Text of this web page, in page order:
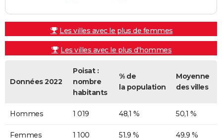
Les villes avec le plus de femmes
Les villes avec le plus d'hommes
Données 2022
Poisat :
nombre
habitants
% de
la population
Moyenne
des villes
Hommes 1 019 48,1 % 50,1 %
Femmes 1 100 51,9 % 49,9 %